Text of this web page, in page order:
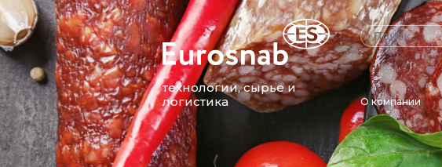
технологии, сырье и
логистика
О компании